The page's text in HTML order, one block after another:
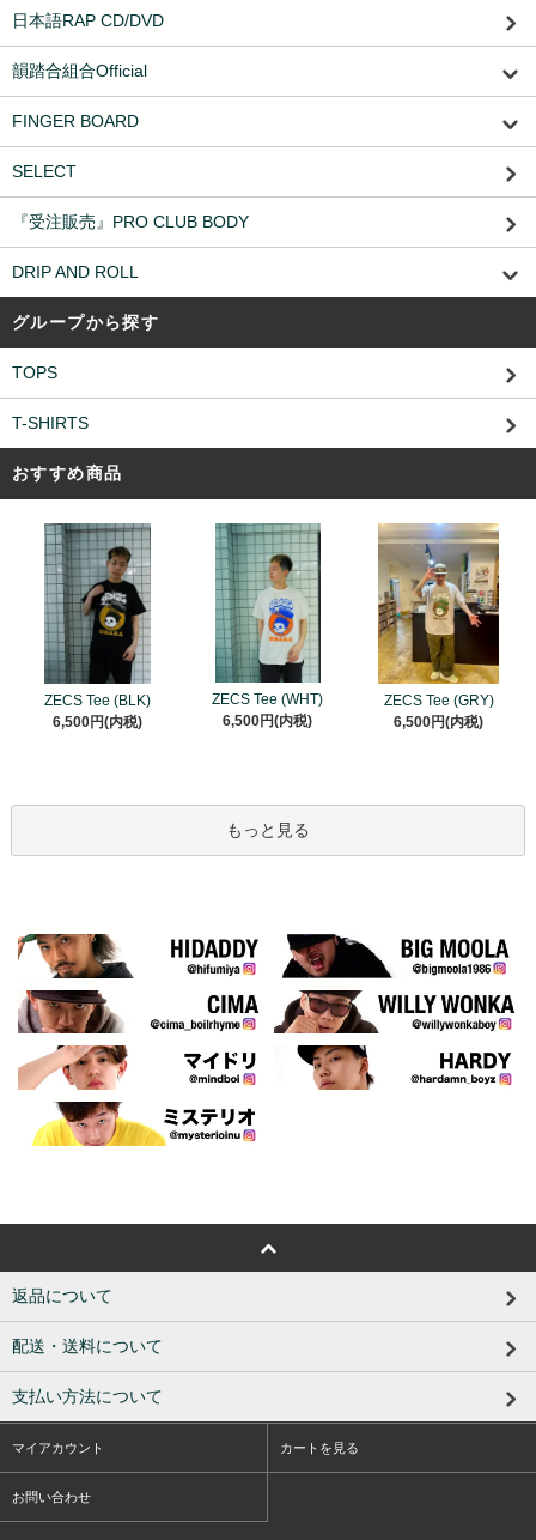
日本語RAP CD/DVD
韻踏合組合Official
FINGER BOARD
SELECT
『受注販売』PRO CLUB BODY
DRIP AND ROLL
グループから探す
TOPS
T-SHIRTS
おすすめ商品
ZECS Tee (BLK)
6,500円(内税)
ZECS Tee (WHT)
6,500円(内税)
ZECS Tee (GRY)
6,500円(内税)
もっと見る
返品について
配送・送料について
支払い方法について
マイアカウント カートを見る
お問い合わせ